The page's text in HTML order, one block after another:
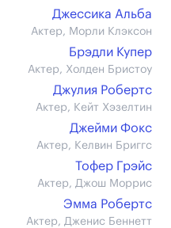
Джессика Альба
Актер, Морли Клэксон
Брэдли Купер
Актер, Холден Бристоу
Джулия Робертс
Актер, Кейт Хэзелтин
Джейми Фокс
Актер, Келвин Бриггс
Тофер Грэйс
Актер, Джош Моррис
Эмма Робертс
Актер, Дженис Беннетт